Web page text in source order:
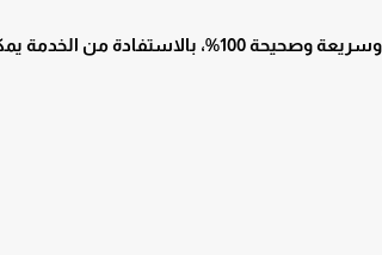
يقدم مكتب امتياز للترجمة المعتمدة أفضل خدمة ترجمة معتمدة، دقيقة وسريعة وصحيحة 100%، بالاستفادة